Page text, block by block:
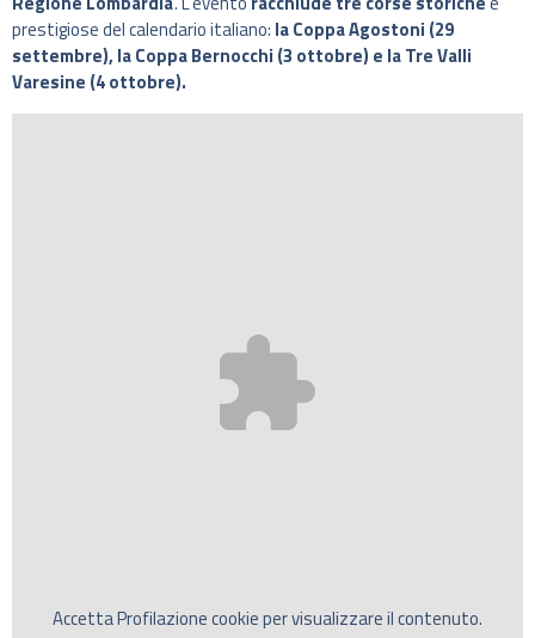
prestigiose del calendario italiano: la Coppa Agostoni (29
settembre), la Coppa Bernocchi (3 ottobre) e la Tre Valli
Varesine (4 ottobre).
AccettaProfilazionecookie per visualizzare il contenuto.